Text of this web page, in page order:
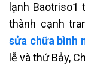
lạnh
thành cạnh
sửa chữa bình
lễ và thứ Bảy,